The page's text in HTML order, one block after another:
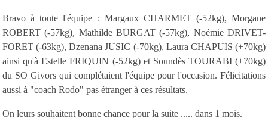
Bravo à toute l'équipe : Margaux CHARMET (-52kg), Morgane
ROBERT (-57kg), Mathilde BURGAT (-57kg), Noémie DRIVET-
FORET (-63kg), Dzenana JUSIC (-70kg), Laura CHAPUIS (+70kg)
ainsi qu'à Estelle FRIQUIN (-52kg) et Soundès TOURABI (+70kg)
du SO Givors qui complétaient l'équipe pour l'occasion. Félicitations
aussi à "coach Rodo" pas étranger à ces résultats.
On leurs souhaitent bonne chance pour la suite ..... dans 1 mois.